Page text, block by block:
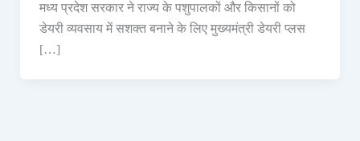
मध्य प्रदेश सरकार ने राज्य के पशुपालकों और किसानों को
डेयरी व्यवसाय में सशक्त बनाने के लिए मुख्यमंत्री डेयरी प्लस
[…]